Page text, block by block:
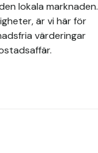
lokala marknaden.
är vi här för
värderingar